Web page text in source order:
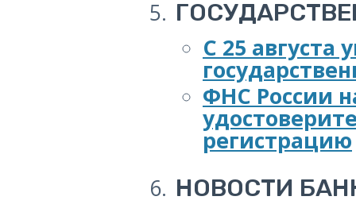
С 25
ФНС России
регистрацию
НОВОСТИ